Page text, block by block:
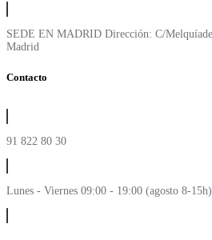
SEDE EN MADRID Dirección: C/
Madrid
Contacto
91 822 80 30
Lunes - Viernes 09:00 - 19:00 (agosto 8-15h)